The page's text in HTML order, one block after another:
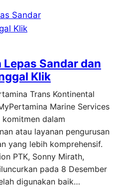
Sandar dan
Klik
Trans Kontinental
Marine Services
komitmen dalam
atau layanan pengurusan
yang lebih komprehensif.
PTK, Sonny Mirath,
pada 8 Desember
digunakan baik…